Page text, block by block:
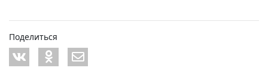
Поделиться